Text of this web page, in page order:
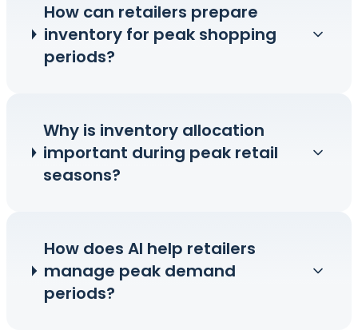
How can retailers prepare
inventory for peak shopping
periods?
Why is inventory allocation
important during peak retail
seasons?
How does AI help retailers
manage peak demand
periods?